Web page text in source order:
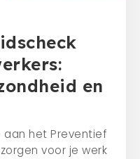
en
het Preventief
voor je werk